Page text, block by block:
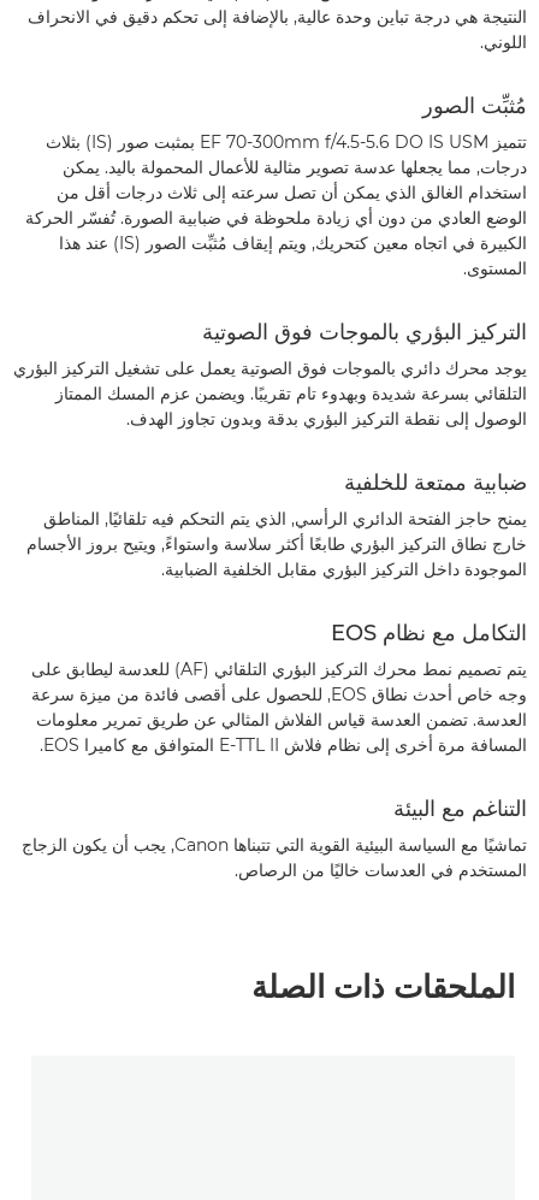
النتيجة هي درجة تباين وحدة عالية, بالإضافة إلى تحكم دقيق في الانحراف
اللوني.
مُثبِّت الصور
تتميز EF 70-300mm f/4.5-5.6 DO IS USM بمثبت صور (IS) بثلاث
درجات, مما يجعلها عدسة تصوير مثالية للأعمال المحمولة باليد. يمكن
استخدام الغالق الذي يمكن أن تصل سرعته إلى ثلاث درجات أقل من
الوضع العادي من دون أي زيادة ملحوظة في ضبابية الصورة. تُفسّر الحركة
الكبيرة في اتجاه معين كتحريك, ويتم إيقاف مُثبِّت الصور (IS) عند هذا
المستوى.
التركيز البؤري بالموجات فوق الصوتية
يوجد محرك دائري بالموجات فوق الصوتية يعمل على تشغيل التركيز البؤري
التلقائي بسرعة شديدة وبهدوء تام تقريبًا. ويضمن عزم المسك الممتاز
الوصول إلى نقطة التركيز البؤري بدقة وبدون تجاوز الهدف.
ضبابية ممتعة للخلفية
يمنح حاجز الفتحة الدائري الرأسي, الذي يتم التحكم فيه تلقائيًا, المناطق
خارج نطاق التركيز البؤري طابعًا أكثر سلاسة واستواءً, ويتيح بروز الأجسام
الموجودة داخل التركيز البؤري مقابل الخلفية الضبابية.
التكامل مع نظام EOS
يتم تصميم نمط محرك التركيز البؤري التلقائي (AF) للعدسة ليطابق على
وجه خاص أحدث نطاق EOS, للحصول على أقصى فائدة من ميزة سرعة
العدسة. تضمن العدسة قياس الفلاش المثالي عن طريق تمرير معلومات
المسافة مرة أخرى إلى نظام فلاش E-TTL II المتوافق مع كاميرا EOS.
التناغم مع البيئة
تماشيًا مع السياسة البيئية القوية التي تتبناها Canon, يجب أن يكون الزجاج
المستخدم في العدسات خاليًا من الرصاص.
الملحقات ذات الصلة